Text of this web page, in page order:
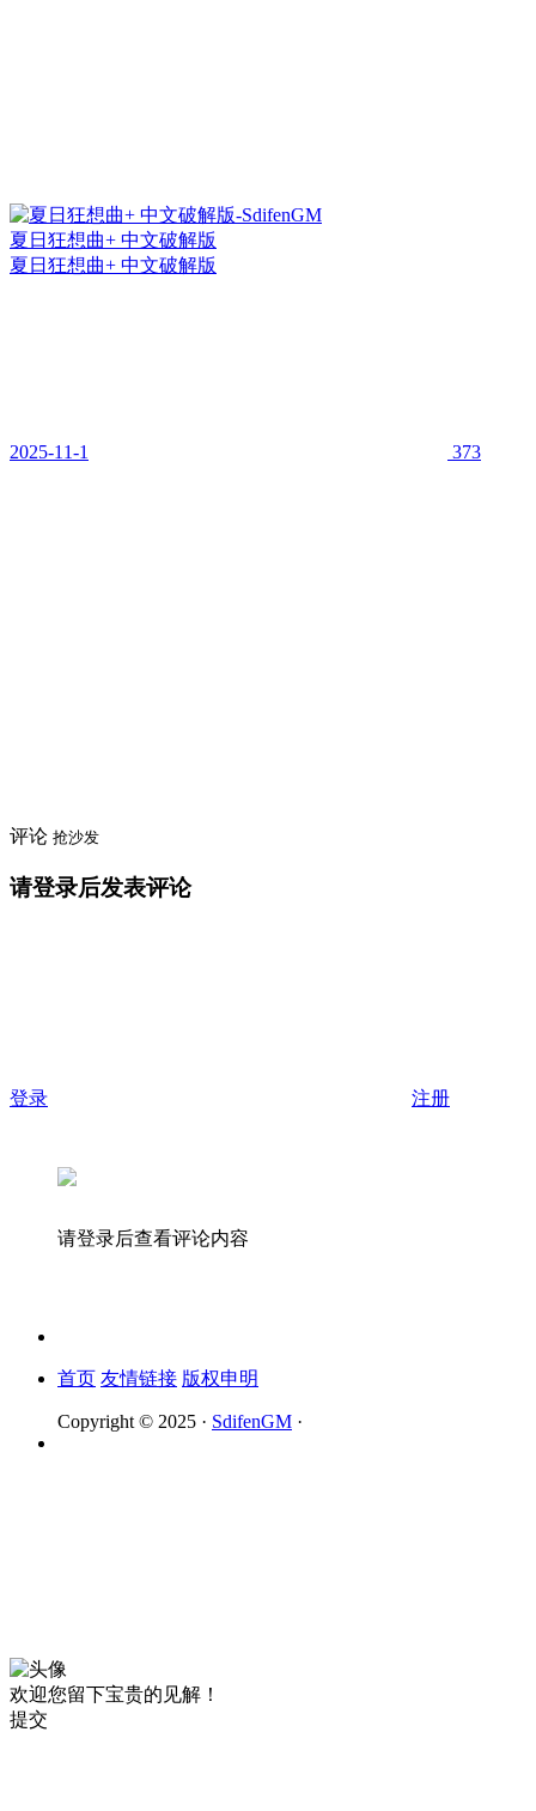
夏日狂想曲+ 中文破解版
夏日狂想曲+ 中文破解版
2025-11-1 373
评论 抢沙发
请登录后发表评论
登录 注册
请登录后查看评论内容
首页 友情链接 版权申明
Copyright © 2025 · SdifenGM ·
欢迎您留下宝贵的见解！
提交